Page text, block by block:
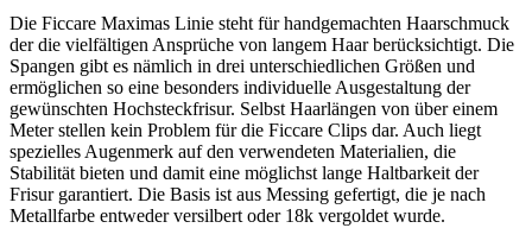
Die Ficcare Maximas Linie steht für handgemachten Haarschmuck
der die vielfältigen Ansprüche von langem Haar berücksichtigt. Die
Spangen gibt es nämlich in drei unterschiedlichen Größen und
ermöglichen so eine besonders individuelle Ausgestaltung der
gewünschten Hochsteckfrisur. Selbst Haarlängen von über einem
Meter stellen kein Problem für die Ficcare Clips dar. Auch liegt
spezielles Augenmerk auf den verwendeten Materialien, die
Stabilität bieten und damit eine möglichst lange Haltbarkeit der
Frisur garantiert. Die Basis ist aus Messing gefertigt, die je nach
Metallfarbe entweder versilbert oder 18k vergoldet wurde.